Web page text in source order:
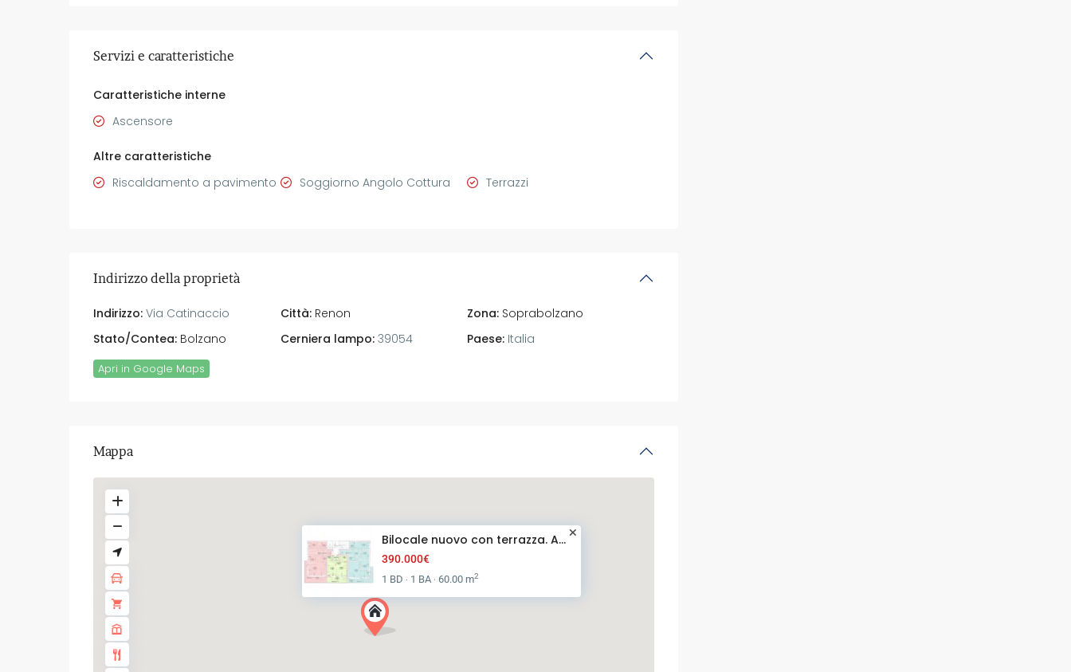
Servizi e caratteristiche
Caratteristiche interne
Ascensore
Altre caratteristiche
Riscaldamento a pavimento
Soggiorno Angolo Cottura Terrazzi
Indirizzo della proprietà
Indirizzo: Via Catinaccio Città: Renon Zona: Soprabolzano
Stato/Contea: Bolzano Cerniera lampo:39054 Paese: Italia
Apri in Google Maps
Mappa
Bilocale nuovo con terrazza. A...
390.000€
1 BD · 1 BA · 60.00 m2